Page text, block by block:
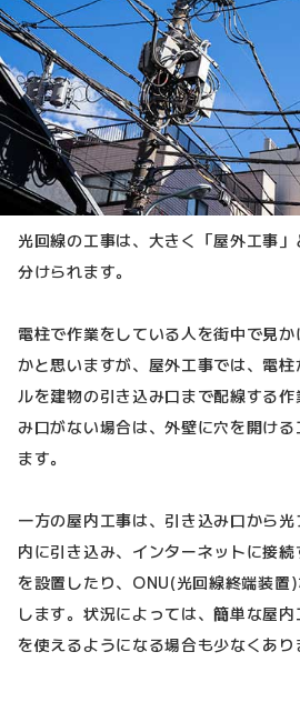
光回線の工事は、大きく「屋外工事
分けられます。
電柱で作業をしている人を街中で見
かと思いますが、屋外工事では、電
ルを建物の引き込み口まで配線する
み口がない場合は、外壁に穴を開け
ます。
一方の屋内工事は、引き込み口から
内に引き込み、インターネットに接
を設置したり、ONU(光回線終端装置
します。状況によっては、簡単な屋
を使えるようになる場合も少なくあり